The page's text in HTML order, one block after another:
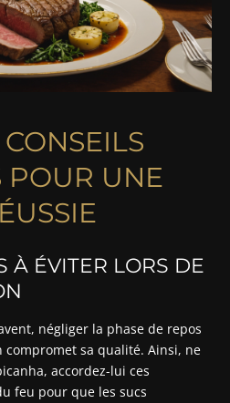
POUR UNE
À ÉVITER LORS DE
négliger la phase de repos
compromet sa qualité. Ainsi, ne
accordez-lui ces
feu pour que les sucs